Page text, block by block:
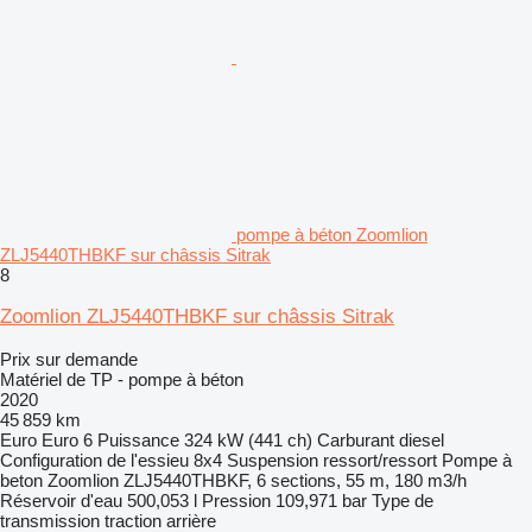
pompe à béton Zoomlion
ZLJ5440THBKF sur châssis Sitrak
8
Zoomlion ZLJ5440THBKF sur châssis Sitrak
Prix sur demande
Matériel de TP - pompe à béton
2020
45 859 km
Euro Euro 6 Puissance 324 kW (441 ch) Carburant diesel
Configuration de l'essieu 8x4 Suspension ressort/ressort Pompe à
beton Zoomlion ZLJ5440THBKF, 6 sections, 55 m, 180 m3/h
Réservoir d'eau 500,053 l Pression 109,971 bar Type de
transmission traction arrière